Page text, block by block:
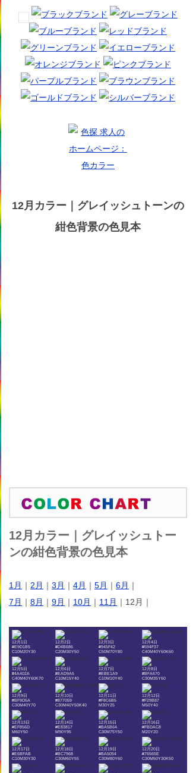
12月カラー｜グレイッシュトーンの
紺色背景の色見本
12月カラー｜グレイッシュトー
ンの紺色背景の色見本
1月 ｜ 2月 ｜ 3月 ｜ 4月 ｜ 5月 ｜ 6月 ｜
7月 ｜ 8月 ｜ 9月 ｜ 10月 ｜ 11月 ｜12月｜
12月1日
#E9D1B5
C10M20Y30
12月2日
#D4B686
C20M30Y50
12月3日
#945F42
C50M70Y80
12月4日
#594F37
C40M40Y60K60
12月5日
#4A402A
C40M40Y60K70
12月6日
#EAD9A5
C10M15Y40
12月7日
#EBE1A9
C10M10Y40
12月8日
#BFA670
C30M35Y60
12月9日
#BF9D5A
C30M40Y70
12月10日
#877059
C30M40Y50K40
12月11日
#F8C6B5
M30Y25
12月12日
#F29B87
M50Y40
12月13日
#EF856D
M60Y50
12月14日
#E83817
M90Y95
12月15日
#BA5B64
C30M75Y50
12月16日
#FBDAC8
M20Y20
12月17日
#E6BFAB
C10M30Y30
12月18日
#BC7968
C30M60Y55
12月19日
#BA5054
C30M80Y60
12月20日
#76565E
C30M50Y30K50